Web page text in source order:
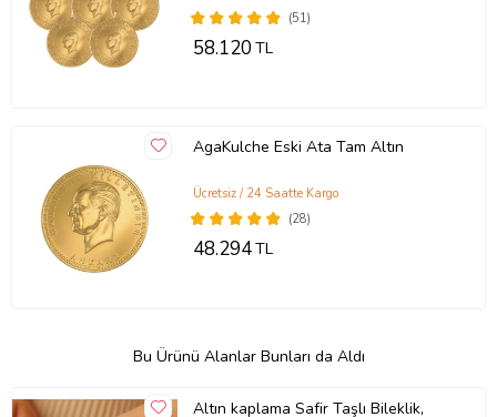
(51)
58.120TL
AgaKulche Eski Ata Tam Altın
(28)
Ücretsiz / 24 Saatte Kargo
48.294TL
Bu Ürünü Alanlar Bunları da Aldı
Altın kaplama Safir Taşlı Bileklik,